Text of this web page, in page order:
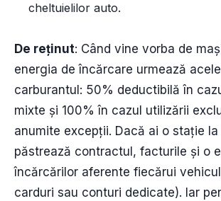
cheltuielilor auto.
De reținut: Când vine vorba de
energia de încărcare urmează
carburantul: 50% deductibilă în
mixte și 100% în cazul utilizării
anumite excepții. Dacă ai o stație la
păstrează contractul, facturile și o
încărcărilor aferente fiecărui
carduri sau conturi dedicate). Iar